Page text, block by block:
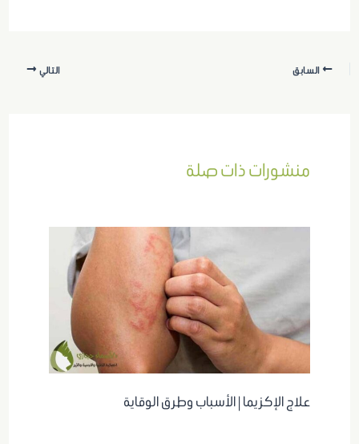
السابق التالي
منشورات ذات صلة
علاج الإكزيما | الأسباب وطرق الوقاية